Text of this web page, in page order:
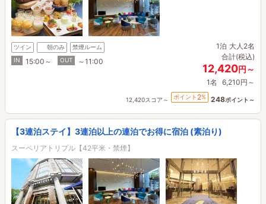
ツイン 朝のみ
禁煙ルーム
IN
15:00～ OUT ～11:00
1泊 大人2名
合計(税込)
12,420円～
1名 6,210円～
12,420スコア～ ポイント 2% 248ポイント～
【3連泊ステイ】3連泊以上の連泊でお得に宿泊 (素泊り)
スーペリアトリプル【42平米・禁煙】